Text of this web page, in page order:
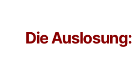
Die Auslosung: